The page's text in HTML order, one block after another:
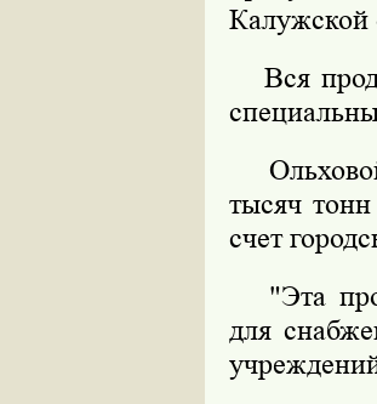
Калужской
Вся
тысяч
счет
"Эта
для